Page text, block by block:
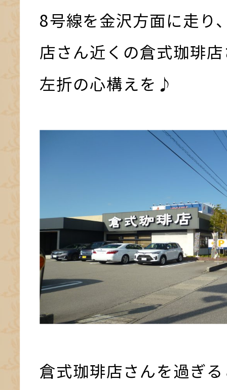
8号線を金沢方面に走り
店さん近くの倉式珈琲
左折の心構えを♪
倉式珈琲店さんを過ぎ